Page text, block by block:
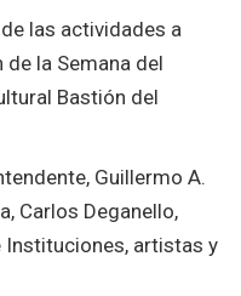
las actividades a
la Semana del
Bastión del
Guillermo A.
Carlos Deganello,
Instituciones, artistas y